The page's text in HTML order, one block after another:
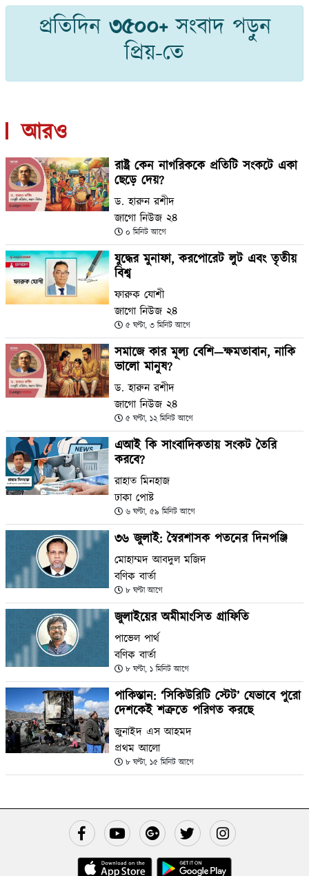
প্রতিদিন ৩৫০০+সংবাদ পড়ুন
প্রিয়-তে
আরও
রাষ্ট্র কেন নাগরিককে প্রতিটি সংকটে একা
ছেড়ে দেয়?
ড. হারুন রশীদ
জাগো নিউজ ২৪
০ মিনিট আগে
যুদ্ধের মুনাফা, করপোরেট লুট এবং তৃতীয়
বিশ্ব
ফারুক যোশী
জাগো নিউজ ২৪
৫ ঘণ্টা, ৩ মিনিট আগে
সমাজে কার মূল্য বেশি—ক্ষমতাবান, নাকি
ভালো মানুষ?
ড. হারুন রশীদ
জাগো নিউজ ২৪
৫ ঘণ্টা, ১২ মিনিট আগে
এআই কি সাংবাদিকতায় সংকট তৈরি
করবে?
রাহাত মিনহাজ
ঢাকা পোষ্ট
৬ ঘণ্টা, ৫৯ মিনিট আগে
৩৬ জুলাই: স্বৈরশাসক পতনের দিনপঞ্জি
মোহাম্মদ আবদুল মজিদ
বণিক বার্তা
৮ ঘণ্টা আগে
জুলাইয়ের অমীমাংসিত গ্রাফিতি
পাভেল পার্থ
বণিক বার্তা
৮ ঘণ্টা, ১ মিনিট আগে
পাকিস্তান: ‘সিকিউরিটি স্টেট’ যেভাবে পুরো
দেশকেই শত্রুতে পরিণত করছে
জুনাইদ এস আহমদ
প্রথম আলো
৮ ঘণ্টা, ১৫ মিনিট আগে